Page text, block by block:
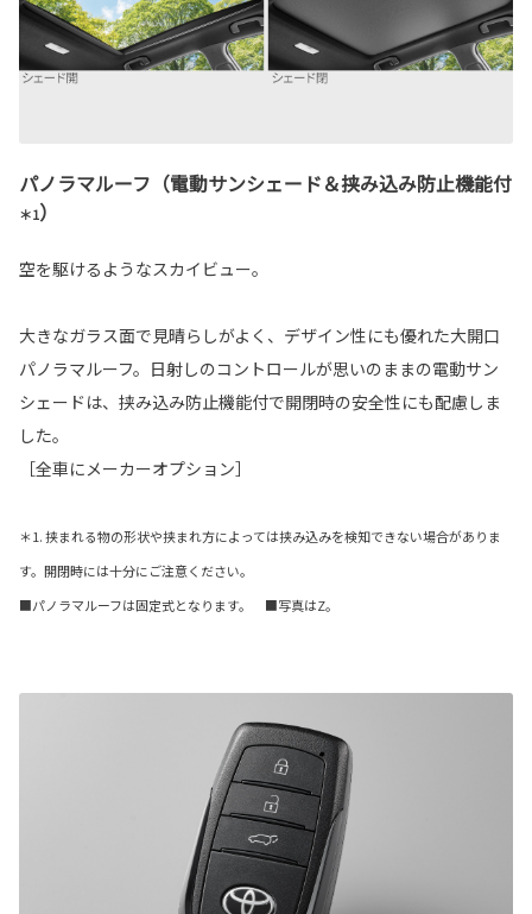
パノラマルーフ（電動サンシェード＆挟み込み防止機能付
＊1）
空を駆けるようなスカイビュー。
大きなガラス面で見晴らしがよく、デザイン性にも優れた大開口
パノラマルーフ。日射しのコントロールが思いのままの電動サン
シェードは、挟み込み防止機能付で開閉時の安全性にも配慮しま
した。
［全車にメーカーオプション］
＊1. 挟まれる物の形状や挟まれ方によっては挟み込みを検知できない場合がありま
す。開閉時には十分にご注意ください。
■パノラマルーフは固定式となります。 ■写真はZ。